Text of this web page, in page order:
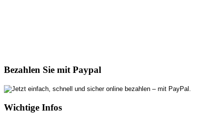
Bezahlen Sie mit Paypal
Wichtige Infos